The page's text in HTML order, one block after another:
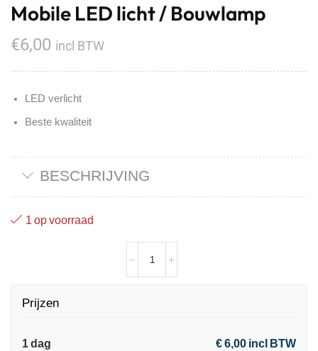
Mobile LED licht / Bouwlamp
€6,00 incl BTW
LED verlicht
Beste kwaliteit
BESCHRIJVING
1 op voorraad
Prijzen
1 dag € 6,00 incl BTW